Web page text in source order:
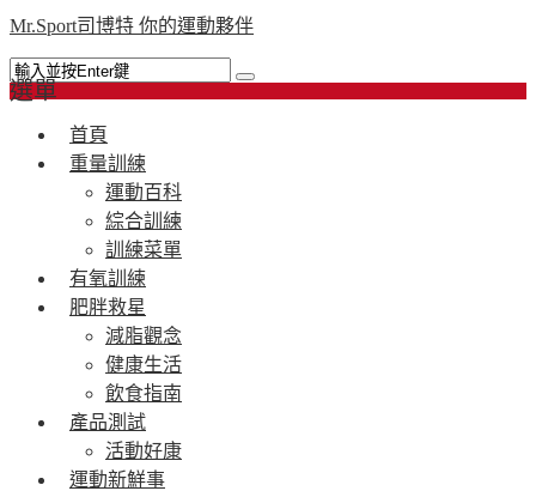
Mr.Sport司博特 你的運動夥伴
選單
首頁
重量訓練
運動百科
綜合訓練
訓練菜單
有氧訓練
肥胖救星
減脂觀念
健康生活
飲食指南
產品測試
活動好康
運動新鮮事